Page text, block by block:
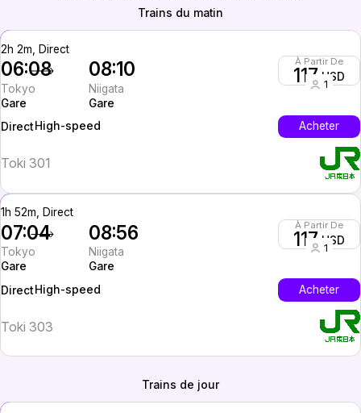
Trains du matin
2h 2m, Direct
06:08
Tokyo
Gare
08:10
Niigata
Gare
À Partir De
117 USD
1
Direct High-speed Acheter
Toki 301
1h 52m, Direct
07:04
Tokyo
Gare
08:56
Niigata
Gare
À Partir De
117 USD
1
Direct High-speed Acheter
Toki 303
Trains de jour